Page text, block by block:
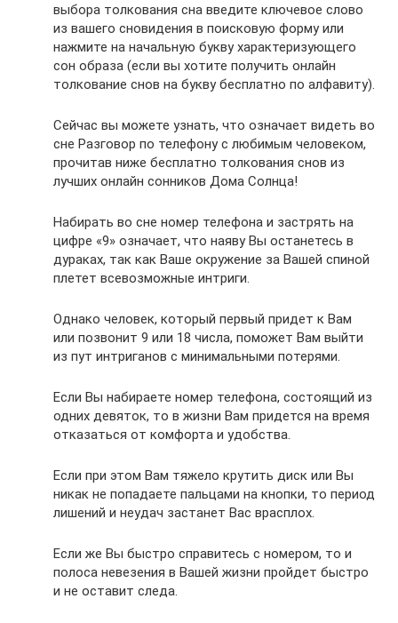
выбора толкования сна введите ключевое слово
из вашего сновидения в поисковую форму или
нажмите на начальную букву характеризующего
сон образа (если вы хотите получить онлайн
толкование снов на букву бесплатно по алфавиту).
Сейчас вы можете узнать, что означает видеть во
сне Разговор по телефону с любимым человеком,
прочитав ниже бесплатно толкования снов из
лучших онлайн сонников Дома Солнца!
Набирать во сне номер телефона и застрять на
цифре «9» означает, что наяву Вы останетесь в
дураках, так как Ваше окружение за Вашей спиной
плетет всевозможные интриги.
Однако человек, который первый придет к Вам
или позвонит 9 или 18 числа, поможет Вам выйти
из пут интриганов с минимальными потерями.
Если Вы набираете номер телефона, состоящий из
одних девяток, то в жизни Вам придется на время
отказаться от комфорта и удобства.
Если при этом Вам тяжело крутить диск или Вы
никак не попадаете пальцами на кнопки, то период
лишений и неудач застанет Вас врасплох.
Если же Вы быстро справитесь с номером, то и
полоса невезения в Вашей жизни пройдет быстро
и не оставит следа.